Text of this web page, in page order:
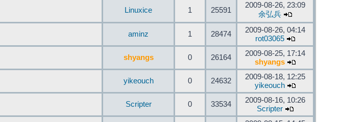
Linuxice 1 25591
2009-08-26, 23:09
余弘兵
aminz 1 28474
2009-08-26, 04:14
rot03065
shyangs 0 26164
2009-08-25, 17:14
shyangs
yikeouch 0 24632
2009-08-18, 12:25
yikeouch
Scripter 0 33534
2009-08-16, 10:26
Scripter